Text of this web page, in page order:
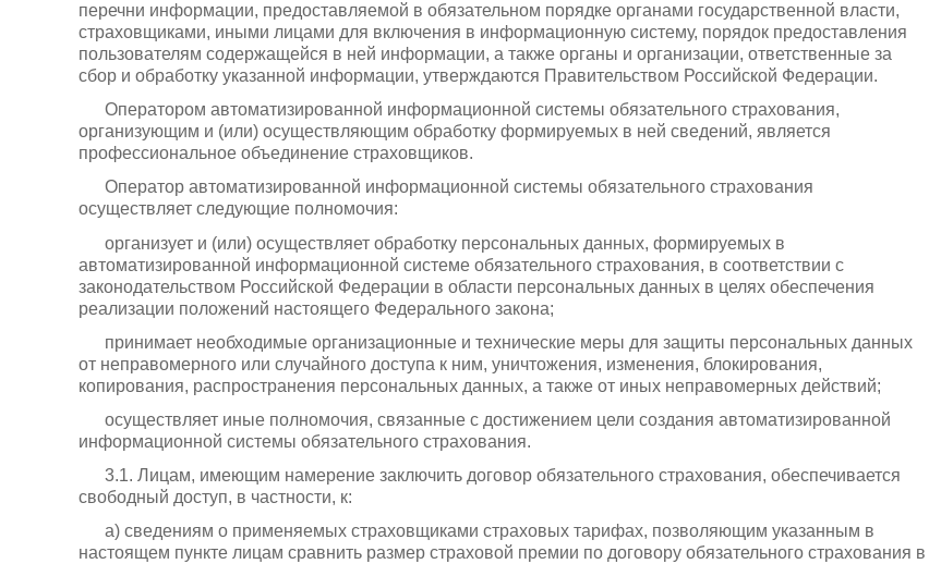
перечни информации, предоставляемой в обязательном порядке органами государственной власти,
страховщиками, иными лицами для включения в информационную систему, порядок предоставления
пользователям содержащейся в ней информации, а также органы и организации, ответственные за
сбор и обработку указанной информации, утверждаются Правительством Российской Федерации.
Оператором автоматизированной информационной системы обязательного страхования,
организующим и (или) осуществляющим обработку формируемых в ней сведений, является
профессиональное объединение страховщиков.
Оператор автоматизированной информационной системы обязательного страхования
осуществляет следующие полномочия:
организует и (или) осуществляет обработку персональных данных, формируемых в
автоматизированной информационной системе обязательного страхования, в соответствии с
законодательством Российской Федерации в области персональных данных в целях обеспечения
реализации положений настоящего Федерального закона;
принимает необходимые организационные и технические меры для защиты персональных данных
от неправомерного или случайного доступа к ним, уничтожения, изменения, блокирования,
копирования, распространения персональных данных, а также от иных неправомерных действий;
осуществляет иные полномочия, связанные с достижением цели создания автоматизированной
информационной системы обязательного страхования.
3.1. Лицам, имеющим намерение заключить договор обязательного страхования, обеспечивается
свободный доступ, в частности, к:
а) сведениям о применяемых страховщиками страховых тарифах, позволяющим указанным в
настоящем пункте лицам сравнить размер страховой премии по договору обязательного страхования в